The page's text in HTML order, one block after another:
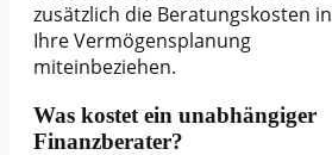
zusätzlich die Beratungskosten in
Ihre Vermögensplanung
miteinbeziehen.
Was kostet ein unabhängiger
Finanzberater?